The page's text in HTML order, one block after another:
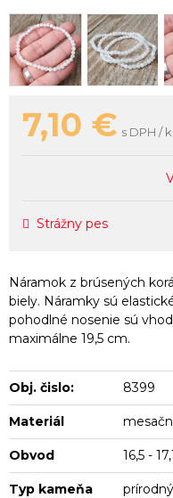
7,10 € s DPH /
Strážny pes
Náramok z brúsených
biely. Náramky sú
pohodlné nosenie sú
maximálne 19,5 cm.
Obj. čislo: 8399
Materiál
Obvod 16,5 -
Typ kameňa prírodný